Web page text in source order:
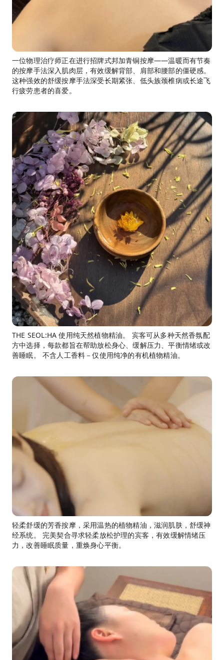
一位物理治疗师正在进行招牌式邦加青铜按摩——温暖而有节奏
的按摩手法深入肌肉层，有效缓解背部、肩部和腰部的僵硬感。
这种强效的舒缓按摩手法深受长期紧张、低头族颈椎病或长途飞
行疲劳患者的喜爱。
THE SEOL:HA 使用纯天然植物精油。 宾客可从多种天然香氛配
方中选择，每款都旨在帮助放松身心、缓解压力、平衡情绪或改
善睡眠。 不含人工香料－仅使用纯净的有机植物精油。
轻柔舒缓的芳香按摩，采用温热的植物精油，滋润肌肤，舒缓神
经系统。 完美契合寻求轻柔放松护理的宾客，有效缓解情绪压
力，改善睡眠质量，重焕身心平衡。